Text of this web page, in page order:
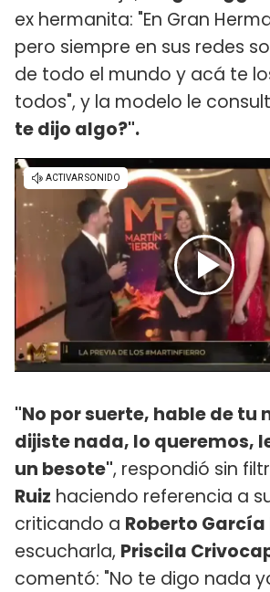
ex hermanita: "En Gran
pero siempre en sus redes
de todo el mundo y acá te
todos", y la modelo le
te dijo algo?".
"No por suerte, hable de tu
dijiste nada, lo queremos,
un besote", respondió sin
Ruiz haciendo referencia a
criticando a Roberto
escucharla, Priscila
comentó: "No te digo nada